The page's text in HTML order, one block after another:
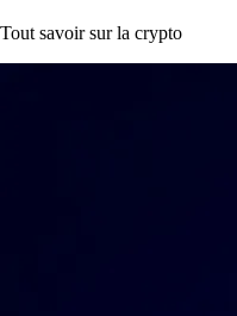
Tout savoir sur la crypto